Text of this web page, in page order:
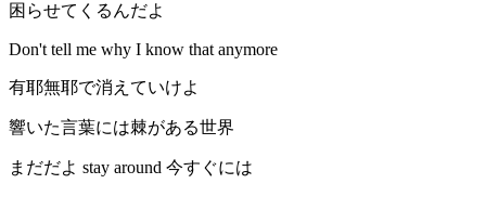
困らせてくるんだよ
Don't tell me why I know that anymore
有耶無耶で消えていけよ
響いた言葉には棘がある世界
まだだよ stay around 今すぐには